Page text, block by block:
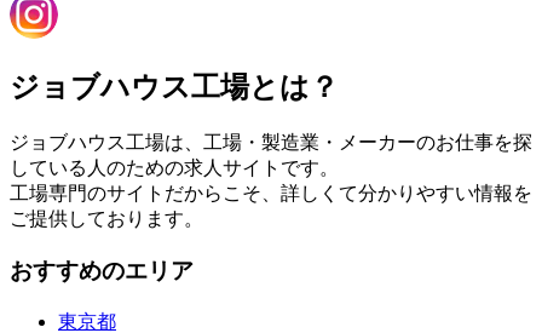
ジョブハウス工場とは？
ジョブハウス工場は、工場・製造業・メーカーのお仕事を探
している人のための求人サイトです。
工場専門のサイトだからこそ、詳しくて分かりやすい情報を
ご提供しております。
おすすめのエリア
東京都